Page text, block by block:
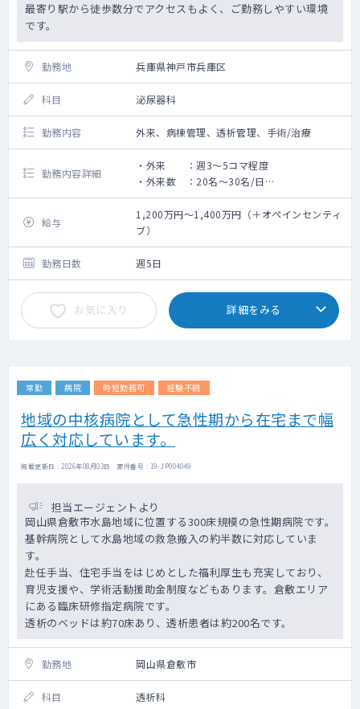
＜体制＞
最寄り駅から徒歩数分でアクセスもよく、ご勤務しやすい環境
です。
勤務地 兵庫県神戸市兵庫区
科目 泌尿器科
勤務内容 外来、病棟管理、透析管理、手術/治療
勤務内容詳細
・外来 ：週3～5コマ程度
・外来数 ：20名～30名/日
・訪問診療：週2～3コマ（看護師帯同。泌尿
器患者のみ）
・透析管理（透析ベッド数：32床）
・病棟：30名（基本的には透析患者がメイ
ン）※泌尿器は今後増やしていく方針です。
・透析：10名前後 ※維持透析がメインです。
（金曜日午後のみ）
・早番対応：毎朝7:30～8:30は当直医から引
継ぎを受け、病棟管理。8:30以降に外来・訪
問等
がら内容や頻度、増やし方など決めていけれ
（全身麻酔不可のため、部分麻酔で対応可能
な範囲でのオペ内容となります。）
【補足】
訪問診療：通院または退院後の泌尿器患者へ
の訪問診療となります
透析管理をお願いするのは原則、金曜日午後
のみ
給与
1,200万円～1,400万円（＋オペインセンティ
ブ）
勤務日数 週5日
お気に入り 詳細をみる
常勤 病院 時短勤務可 経験不問
地域の中核病院として急性期から在宅まで幅
広く対応しています。
掲載更新日 : 2026年08月03日 案件番号 : 19-JP004049
担当エージェントより
岡山県倉敷市水島地域に位置する300床規模の急性期病院です。
基幹病院として水島地域の救急搬入の約半数に対応していま
す。
赴任手当、住宅手当をはじめとした福利厚生も充実しており、
育児支援や、学術活動援助金制度などもあります。倉敷エリア
にある臨床研修指定病院です。
透析のベッドは約70床あり、透析患者は約200名です。
勤務地 岡山県倉敷市
科目 透析科